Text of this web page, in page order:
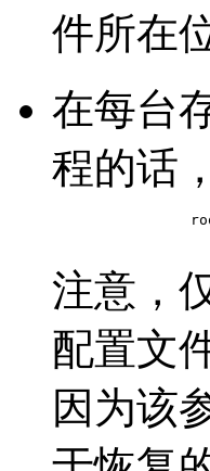
件所在
在每台
程的话
注意，
配置文
因为该